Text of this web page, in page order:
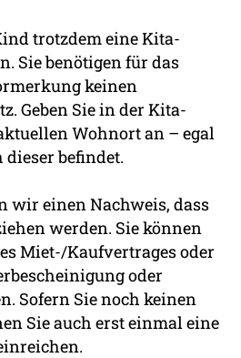
trotzdem eine Kita-
Sie benötigen für das
keinen
Geben Sie in der Kita-
Wohnort an – egal
befindet.
wir einen Nachweis, dass
werden. Sie können
Miet-/Kaufvertrages oder
oder
Sofern Sie noch keinen
Sie auch erst einmal eine